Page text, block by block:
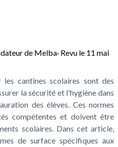
de Melba· Revu le 11 mai
cantines scolaires sont des
la sécurité et l'hygiène dans
des élèves. Ces normes
compétentes et doivent être
scolaires. Dans cet article,
de surface spécifiques aux